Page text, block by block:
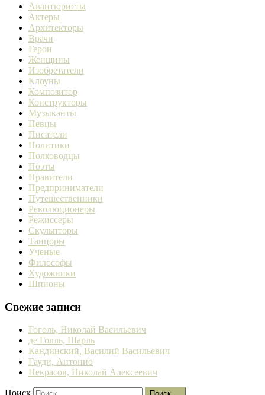
Авантюристы
Актеры
Архитекторы
Врачи
Герои
Женщины
Изобретатели
Клоуны
Композитор
Конструкторы
Музыканты
Певцы
Писатели
Политики
Полководцы
Поэты
Правители
Предприниматели
Путешественники
Революционеры
Режиссеры
Скульпторы
Танцоры
Ученые
Философы
Художники
Шпионы
Свежие записи
Гоголь, Николай Васильевич
де Голль, Шарль
Кандинский, Василий Васильевич
Гауди, Антонио
Некрасов, Николай Алексеевич